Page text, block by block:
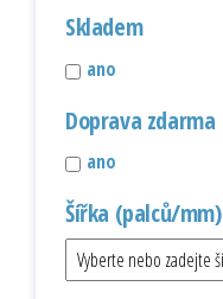
Skladem
ano
Doprava zdarma
ano
Šířka (palců/mm)